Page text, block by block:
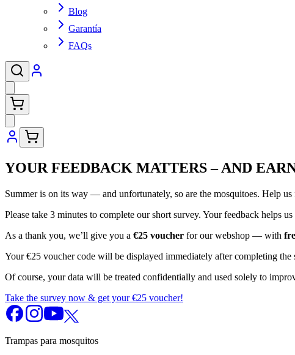
Blog
Garantía
FAQs
YOUR FEEDBACK MATTERS – AND
Summer is on its way — and unfortunately, so are the mosquitoes. Help
Please take 3 minutes to complete our short survey. Your feedback helps
As a thank you, we’ll give you a €25 voucher for our webshop — with
Your €25 voucher code will be displayed immediately after completing the
Of course, your data will be treated confidentially and used solely to
Take the survey now & get your €25 voucher!
Trampas para mosquitos